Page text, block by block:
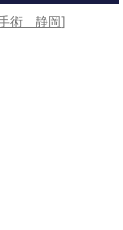
術 静岡]